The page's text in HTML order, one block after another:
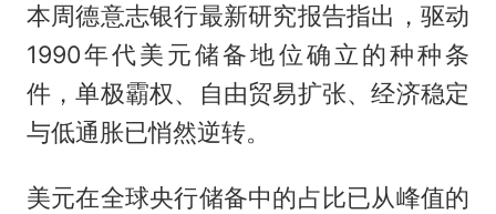
本周德意志银行最新研究报告指出，驱动
1990年代美元储备地位确立的种种条
件，单极霸权、自由贸易扩张、经济稳定
与低通胀已悄然逆转。
美元在全球央行储备中的占比已从峰值的